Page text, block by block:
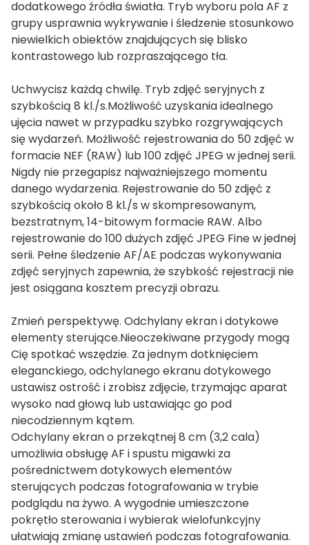
dodatkowego źródła światła. Tryb wyboru pola AF z
grupy usprawnia wykrywanie i śledzenie stosunkowo
niewielkich obiektów znajdujących się blisko
kontrastowego lub rozpraszającego tła.
Uchwycisz każdą chwilę. Tryb zdjęć seryjnych z
szybkością 8 kl./s.Możliwość uzyskania idealnego
ujęcia nawet w przypadku szybko rozgrywających
się wydarzeń. Możliwość rejestrowania do 50 zdjęć w
formacie NEF (RAW) lub 100 zdjęć JPEG w jednej serii.
Nigdy nie przegapisz najważniejszego momentu
danego wydarzenia. Rejestrowanie do 50 zdjęć z
szybkością około 8 kl./s w skompresowanym,
bezstratnym, 14-bitowym formacie RAW. Albo
rejestrowanie do 100 dużych zdjęć JPEG Fine w jednej
serii. Pełne śledzenie AF/AE podczas wykonywania
zdjęć seryjnych zapewnia, że szybkość rejestracji nie
jest osiągana kosztem precyzji obrazu.
Zmień perspektywę. Odchylany ekran i dotykowe
elementy sterujące.Nieoczekiwane przygody mogą
Cię spotkać wszędzie. Za jednym dotknięciem
eleganckiego, odchylanego ekranu dotykowego
ustawisz ostrość i zrobisz zdjęcie, trzymając aparat
wysoko nad głową lub ustawiając go pod
niecodziennym kątem.
Odchylany ekran o przekątnej 8 cm (3,2 cala)
umożliwia obsługę AF i spustu migawki za
pośrednictwem dotykowych elementów
sterujących podczas fotografowania w trybie
podglądu na żywo. A wygodnie umieszczone
pokrętło sterowania i wybierak wielofunkcyjny
ułatwiają zmianę ustawień podczas fotografowania.